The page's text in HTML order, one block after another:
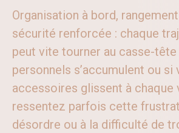
Organisation à bord,
sécurité renforcée : chaque
peut vite tourner au casse-
personnels s’accumulent ou si
accessoires glissent à chaque
ressentez parfois cette
désordre ou à la difficulté de